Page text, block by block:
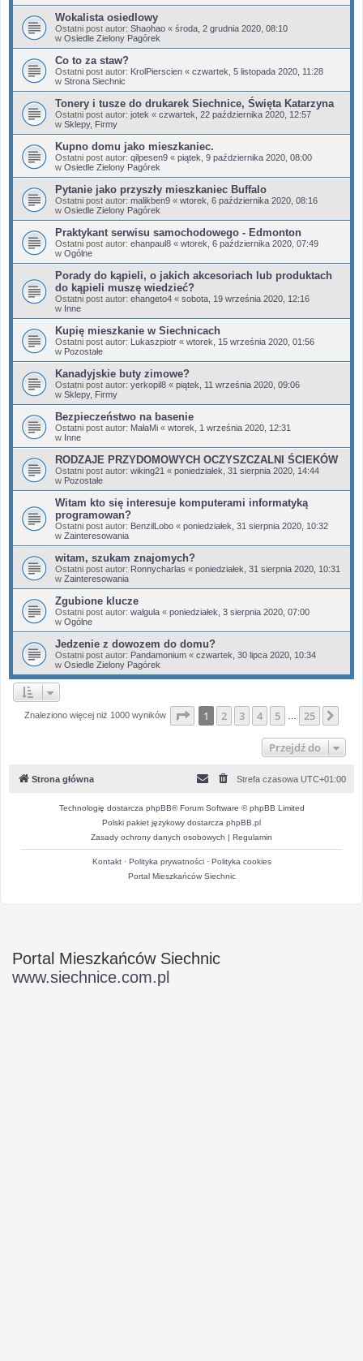
Wokalista osiedlowy
Ostatni post autor: Shaohao « środa, 2 grudnia 2020, 08:10
w Osiedle Zielony Pagórek
Co to za staw?
Ostatni post autor: KrolPierscien « czwartek, 5 listopada 2020, 11:28
w Strona Siechnic
Tonery i tusze do drukarek Siechnice, Święta Katarzyna
Ostatni post autor: jotek « czwartek, 22 października 2020, 12:57
w Sklepy, Firmy
Kupno domu jako mieszkaniec.
Ostatni post autor: qilpesen9 « piątek, 9 października 2020, 08:00
w Osiedle Zielony Pagórek
Pytanie jako przyszły mieszkaniec Buffalo
Ostatni post autor: malikben9 « wtorek, 6 października 2020, 08:16
w Osiedle Zielony Pagórek
Praktykant serwisu samochodowego - Edmonton
Ostatni post autor: ehanpaul8 « wtorek, 6 października 2020, 07:49
w Ogólne
Porady do kąpieli, o jakich akcesoriach lub produktach
do kąpieli muszę wiedzieć?
Ostatni post autor: ehangeto4 « sobota, 19 września 2020, 12:16
w Inne
Kupię mieszkanie w Siechnicach
Ostatni post autor: Lukaszpiotr « wtorek, 15 września 2020, 01:56
w Pozostałe
Kanadyjskie buty zimowe?
Ostatni post autor: yerkopil8 « piątek, 11 września 2020, 09:06
w Sklepy, Firmy
Bezpieczeństwo na basenie
Ostatni post autor: MałaMi « wtorek, 1 września 2020, 12:31
w Inne
RODZAJE PRZYDOMOWYCH OCZYSZCZALNI ŚCIEKÓW
Ostatni post autor: wiking21 « poniedziałek, 31 sierpnia 2020, 14:44
w Pozostałe
Witam kto się interesuje komputerami informatyką
programowan?
Ostatni post autor: BenzilLobo « poniedziałek, 31 sierpnia 2020, 10:32
w Zainteresowania
witam, szukam znajomych?
Ostatni post autor: Ronnycharlas « poniedziałek, 31 sierpnia 2020, 10:31
w Zainteresowania
Zgubione klucze
Ostatni post autor: walgula « poniedziałek, 3 sierpnia 2020, 07:00
w Ogólne
Jedzenie z dowozem do domu?
Ostatni post autor: Pandamonium « czwartek, 30 lipca 2020, 10:34
w Osiedle Zielony Pagórek
Znaleziono więcej niż 1000 wyników Strona z25
1 2 3 4 5 25
Przejdź do
Strona główna Strefa czasowa UTC+01:00
Technologię dostarcza phpBB® Forum Software © phpBB Limited
Polski pakiet językowy dostarcza phpBB.pl
Zasady ochrony danych osobowych | Regulamin
Kontakt· Polityka prywatności· Polityka cookies
Portal Mieszkańców Siechnic
Portal Mieszkańców Siechnic
www.siechnice.com.pl